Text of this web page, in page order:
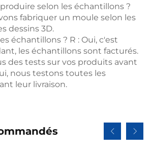
selon les échantillons ?
fabriquer un moule selon les
dessins 3D.
échantillons ? R : Oui, c'est
les échantillons sont facturés.
des tests sur vos produits avant
nous testons toutes les
leur livraison.